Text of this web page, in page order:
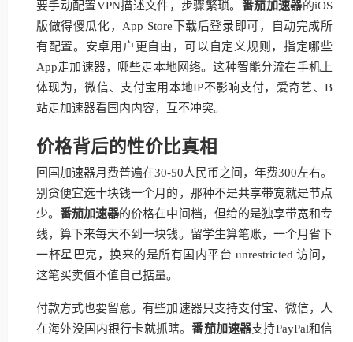
要手动配置VPN描述文件，步骤繁琐。 番茄加速器的iOS
版做得傻瓜化，App Store下载后登录即可，自动完成所
有配置。安卓用户更自由，可以自定义规则，指定哪些
App走加速器，哪些走本地网络。这种智能分流在手机上
体现为，微信、支付宝用本地IP不影响支付，爱奇艺、B
站走加速器看国内内容，互不冲突。
价格背后的性价比真相
回国加速器月费普遍在30-50人民币之间，年费300左右。
别贪便宜选十块钱一个月的，那种不是共享带宽就是节点
少。番茄加速器的价格在中间档，但给的是独享带宽和专
线，算下来每天不到一块钱。留学生算笔账，一个月省下
一杯星巴克，换来的是所有国内平台 unrestricted 访问，
这笔买卖值不值自己掂量。
付款方式也要留意。有些加速器只支持支付宝、微信，人
在海外没国内银行卡就抓瞎。番茄加速器支持PayPal和信